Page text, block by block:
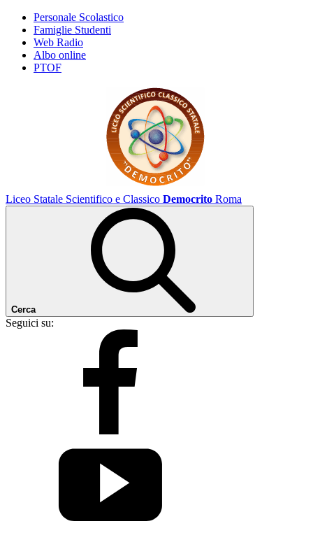
Personale Scolastico
Famiglie Studenti
Web Radio
Albo online
PTOF
Liceo Statale Scientifico e Classico Democrito Roma
Cerca
Seguici su: